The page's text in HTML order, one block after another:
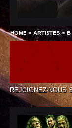
HOME > ARTISTES > B
REJOIGNEZ-NOUS